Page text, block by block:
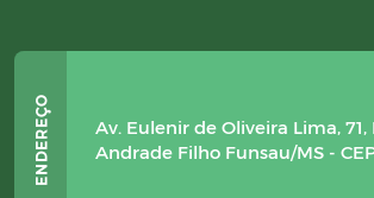
Av. Eulenir de Oliveira Lima, 71,
Andrade Filho Funsau/MS -